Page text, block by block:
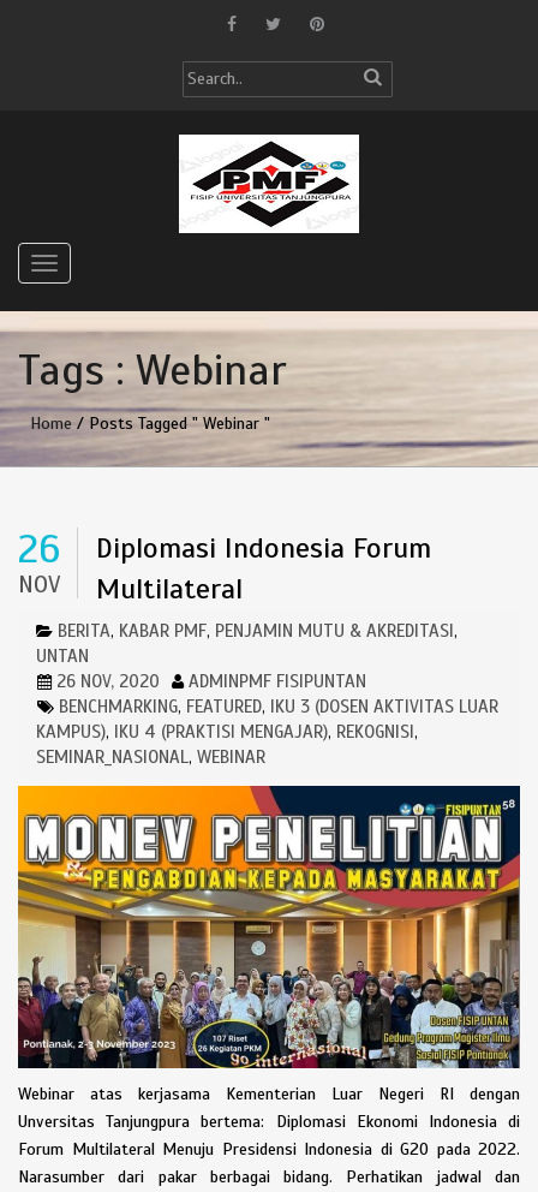
Tags : Webinar
Home / Posts Tagged " Webinar "
26
NOV
Diplomasi Indonesia Forum
Multilateral
BERITA, KABAR PMF, PENJAMIN MUTU & AKREDITASI,
UNTAN
26 NOV, 2020
ADMINPMF FISIPUNTAN
BENCHMARKING, FEATURED, IKU 3 (DOSEN AKTIVITAS LUAR
KAMPUS), IKU 4 (PRAKTISI MENGAJAR), REKOGNISI,
SEMINAR_NASIONAL, WEBINAR
Webinar atas kerjasama Kementerian Luar Negeri RI dengan
Unversitas Tanjungpura bertema: Diplomasi Ekonomi Indonesia di
Forum Multilateral Menuju Presidensi Indonesia di G20 pada 2022.
Narasumber dari pakar berbagai bidang. Perhatikan jadwal dan